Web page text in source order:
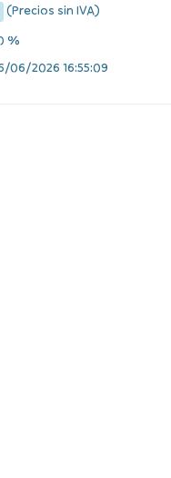
(Precios sin IVA)
%
06/2026 16:55:09